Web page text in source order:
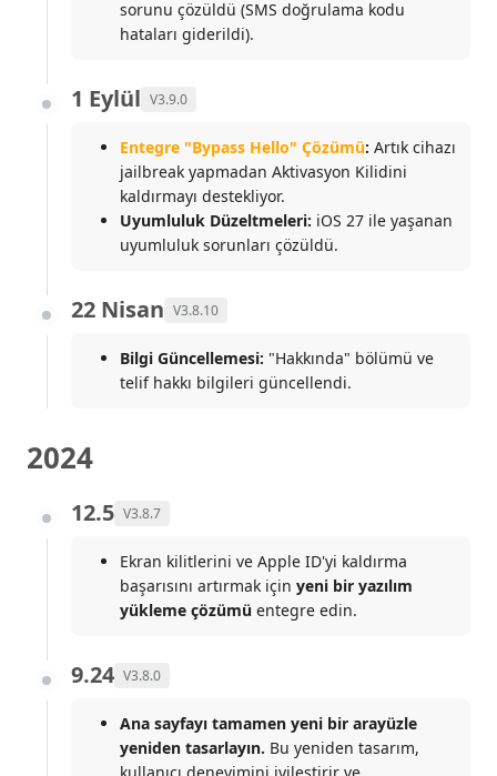
sorunu çözüldü (SMS doğrulama kodu
hataları giderildi).
1 Eylül V3.9.0
Entegre "Bypass Hello" Çözümü: Artık cihazı
jailbreak yapmadan Aktivasyon Kilidini
kaldırmayı destekliyor.
Uyumluluk Düzeltmeleri: iOS 27 ile yaşanan
uyumluluk sorunları çözüldü.
22 Nisan V3.8.10
Bilgi Güncellemesi: "Hakkında" bölümü ve
telif hakkı bilgileri güncellendi.
2024
12.5 V3.8.7
Ekran kilitlerini ve Apple ID'yi kaldırma
başarısını artırmak için yeni bir yazılım
yükleme çözümü entegre edin.
9.24 V3.8.0
Ana sayfayı tamamen yeni bir arayüzle
yeniden tasarlayın. Bu yeniden tasarım,